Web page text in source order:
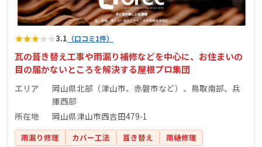
★★★★★3.1 （口コミ1件）
瓦の葺き替え工事や雨漏り補修などを中心に、お住まいの
目の届かないところを解決する屋根プロ集団
エリア
岡山県北部（津山市、赤磐市など）、鳥取南部、兵
庫西部
所在地
岡山県津山市西吉田479-1
雨漏り修理 カバー工法 葺き替え
雨樋修理